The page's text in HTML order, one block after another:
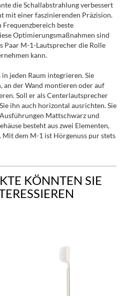
die Schallabstrahlung verbessert
mit einer faszinierenden Präzision.
Frequenzbereich beste
Optimierungsmaßnahmen sind
Paar M-1-Lautsprecher die Rolle
kann.
jeden Raum integrieren. Sie
an der Wand montieren oder auf
Soll er als Centerlautsprecher
ihn auch horizontal ausrichten. Sie
Mattschwarz und
besteht aus zwei Elementen,
dem M-1 ist Hörgenuss pur stets
KÖNNTEN SIE